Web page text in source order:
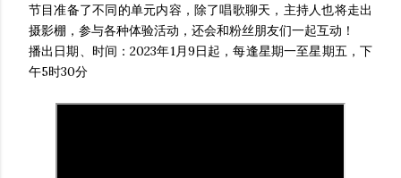
节目准备了不同的单元内容，除了唱歌聊天，主持人也将走出
摄影棚，参与各种体验活动，还会和粉丝朋友们一起互动！
播出日期、时间：2023年1月9日起，每逢星期一至星期五，下
午5时30分